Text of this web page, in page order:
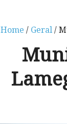
Home / Geral/